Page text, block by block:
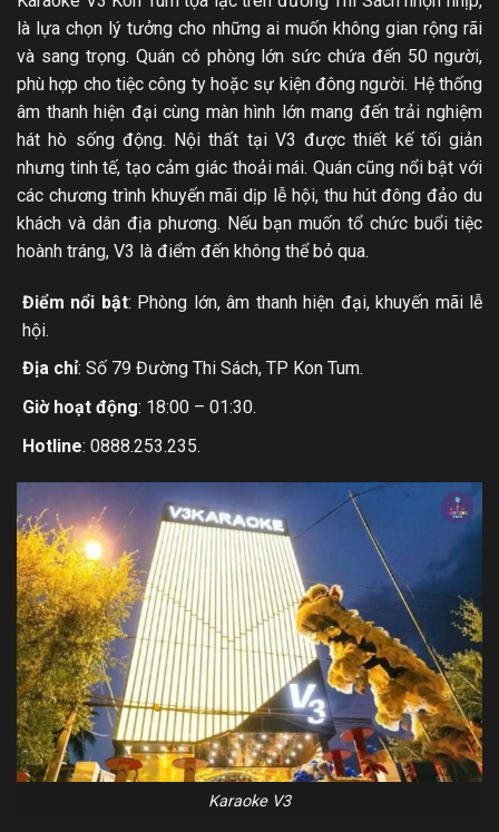
là lựa chọn lý tưởng cho những ai muốn không gian rộng rãi
và sang trọng. Quán có phòng lớn sức chứa đến 50 người,
phù hợp cho tiệc công ty hoặc sự kiện đông người. Hệ thống
âm thanh hiện đại cùng màn hình lớn mang đến trải nghiệm
hát hò sống động. Nội thất tại V3 được thiết kế tối giản
nhưng tinh tế, tạo cảm giác thoải mái. Quán cũng nổi bật với
các chương trình khuyến mãi dịp lễ hội, thu hút đông đảo du
khách và dân địa phương. Nếu bạn muốn tổ chức buổi tiệc
hoành tráng, V3 là điểm đến không thể bỏ qua.
Điểm nổi bật: Phòng lớn, âm thanh hiện đại, khuyến mãi lễ
hội.
Địa chỉ: Số 79 Đường Thi Sách, TP Kon Tum.
Giờ hoạt động: 18:00 – 01:30.
Hotline: 0888.253.235.
Karaoke V3